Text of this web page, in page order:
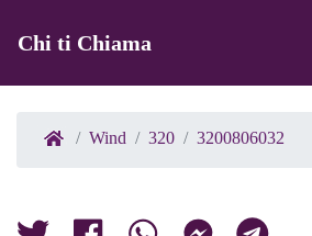
Chi ti Chiama
Wind 320 3200806032